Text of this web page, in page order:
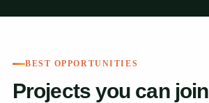
BEST OPPORTUNITIES
Projects you can join